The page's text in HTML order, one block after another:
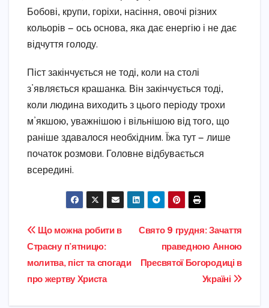
Бобові, крупи, горіхи, насіння, овочі різних
кольорів — ось основа, яка дає енергію і не дає
відчуття голоду.
Піст закінчується не тоді, коли на столі
з’являється крашанка. Він закінчується тоді,
коли людина виходить з цього періоду трохи
м’якшою, уважнішою і вільнішою від того, що
раніше здавалося необхідним. Їжа тут — лише
початок розмови. Головне відбувається
всередині.
Навігація
записів
Свято 9 грудня: Зачаття
праведною Анною
Пресвятої Богородиці в
Україні
Що можна робити в
Страсну п’ятницю:
молитва, піст та спогади
про жертву Христа